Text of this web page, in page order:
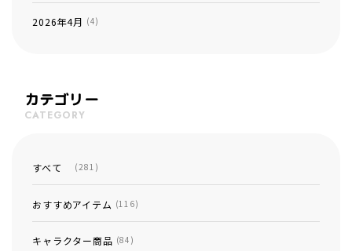
2026年4月 (4)
カテゴリー
CATEGORY
すべて (281)
おすすめアイテム (116)
キャラクター商品 (84)